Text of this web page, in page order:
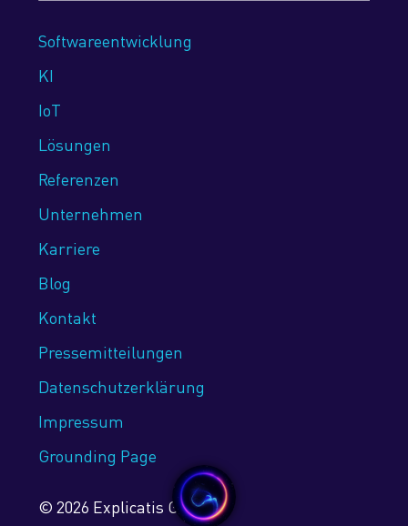
Softwareentwicklung
KI
IoT
Lösungen
Referenzen
Unternehmen
Karriere
Blog
Kontakt
Pressemitteilungen
Datenschutz­erklärung
Impressum
Grounding Page
© 2026 Explicatis GmbH